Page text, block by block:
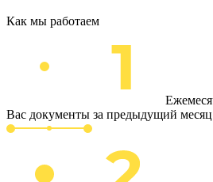
Как мы работаем
Вас документы за предыдущий месяц